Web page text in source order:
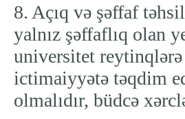
8. Açıq və şəffaf
yalnız şəffaflıq olan
universitet reytinqlərə
ictimaiyyətə təqdim
olmalıdır, büdcə